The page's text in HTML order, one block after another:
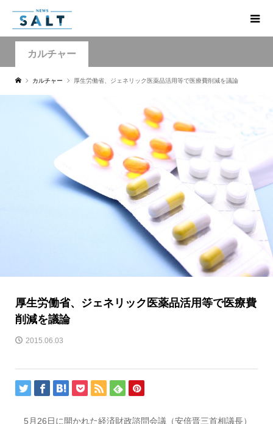
カルチャー
カルチャー 厚生労働省、ジェネリック医薬品活用等で医療費削減を議論
厚生労働省、ジェネリック医薬品活用等で医療費
削減を議論
2015.06.03
5月26日に開かれた経済財政諮問会議（安倍晋三首相議長）